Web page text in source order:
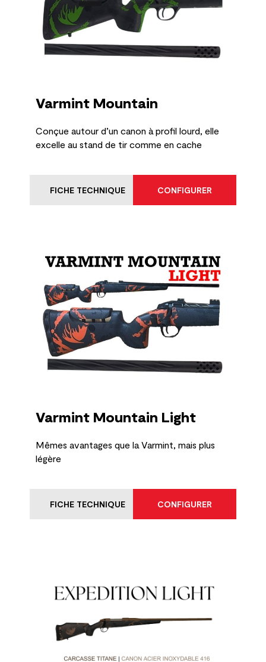
Varmint Mountain
Conçue autour d’un canon à profil lourd, elle
excelle au stand de tir comme en cache
FICHE TECHNIQUE CONFIGURER
Varmint Mountain Light
Mêmes avantages que la Varmint, mais plus
légère
FICHE TECHNIQUE CONFIGURER